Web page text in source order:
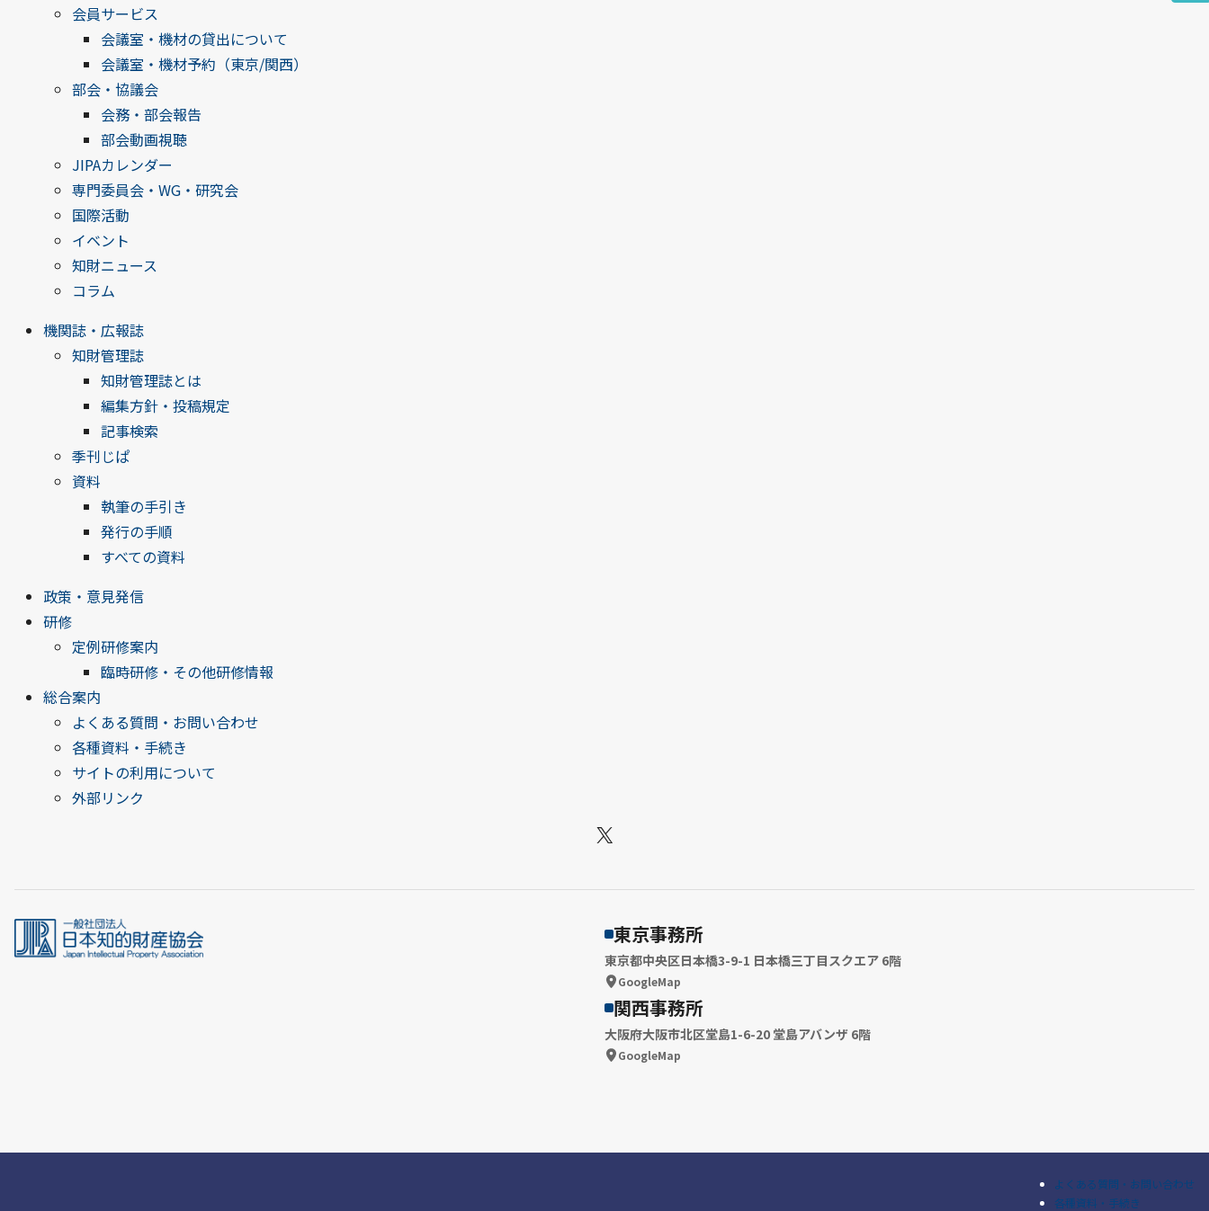
会員サービス
会議室・機材の貸出について
会議室・機材予約（東京/関西）
部会・協議会
会務・部会報告
部会動画視聴
JIPAカレンダー
専門委員会・WG・研究会
国際活動
イベント
知財ニュース
コラム
機関誌・広報誌
知財管理誌
知財管理誌とは
編集方針・投稿規定
記事検索
季刊じぱ
資料
執筆の手引き
発行の手順
すべての資料
政策・意見発信
研修
定例研修案内
臨時研修・その他研修情報
総合案内
よくある質問・お問い合わせ
各種資料・手続き
サイトの利用について
外部リンク
X
東京事務所
東京都中央区日本橋3-9-1 日本橋三丁目スクエア 6階
GoogleMap
関西事務所
大阪府大阪市北区堂島1-6-20 堂島アバンザ 6階
GoogleMap
よくある質問・お問い合わせ
各種資料・手続き